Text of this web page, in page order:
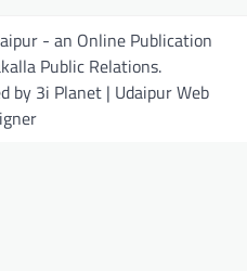
- an Online Publication
Public Relations.
by 3i Planet | Udaipur Web